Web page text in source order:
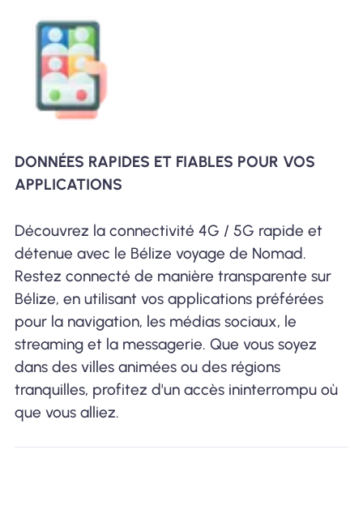
DONNÉES RAPIDES ET FIABLES POUR VOS
APPLICATIONS
Découvrez la connectivité 4G / 5G rapide et
détenue avec le Bélize voyage de Nomad.
Restez connecté de manière transparente sur
Bélize, en utilisant vos applications préférées
pour la navigation, les médias sociaux, le
streaming et la messagerie. Que vous soyez
dans des villes animées ou des régions
tranquilles, profitez d'un accès ininterrompu où
que vous alliez.